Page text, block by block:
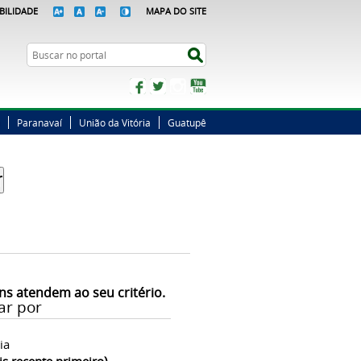
MAPA DO SITE
Busca
FacebookTwitterInstagram
Paranavaí União da Vitória Guatupê
atendem ao seu critério.
por